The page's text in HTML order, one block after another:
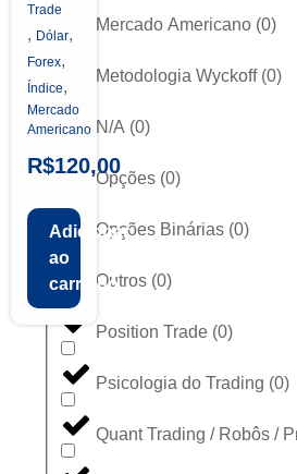
Mercado Americano (0)
Metodologia Wyckoff (0)
N/A (0)
Opções (0)
Opções Binárias (0)
Outros (0)
Position Trade (0)
Psicologia do Trading (0)
Quant Trading / Robôs /
Trade
, Dólar,
Forex,
Índice,
Mercado
Americano
R$120,00
Adicionar
ao
carrinho